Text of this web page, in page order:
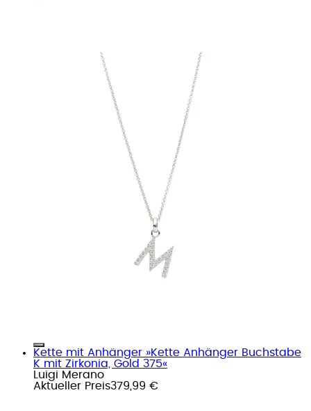
Kette mit Anhänger »Kette Anhänger Buchstabe
K mit Zirkonia, Gold 375«
Luigi Merano
Aktueller Preis379,99 €